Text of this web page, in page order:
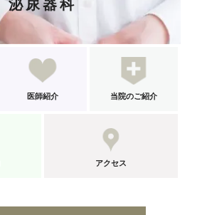
泌尿器科
医師紹介 当院のご紹介
アクセス